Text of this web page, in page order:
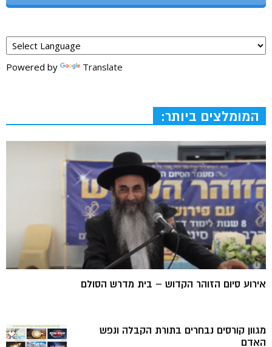
Powered by Translate
המומלצים ביותר:
אירוע סיום הזוהר הקדוש – בית מדרש הסולם
מגוון קורסים נבחרים בתורת הקבלה ונפש
האדם